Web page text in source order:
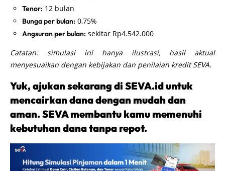
Tenor: 12 bulan
Bunga per bulan: 0,75%
Angsuran per bulan: sekitar Rp4.542.000
Catatan: simulasi ini hanya ilustrasi, hasil aktual
menyesuaikan dengan kebijakan dan penilaian kredit SEVA.
Yuk, ajukan sekarang di SEVA.id untuk
mencairkan dana dengan mudah dan
aman. SEVA membantu kamu memenuhi
kebutuhan dana tanpa repot.